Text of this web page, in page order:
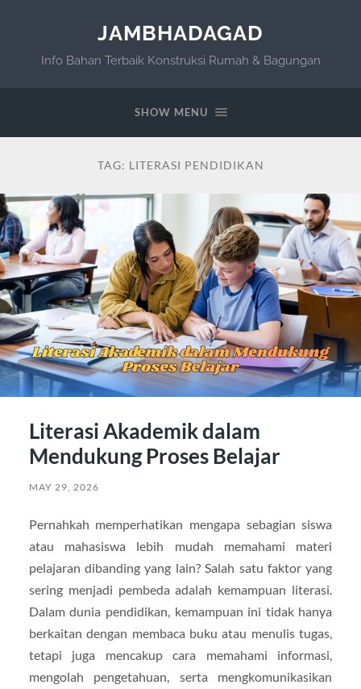
JAMBHADAGAD
Info Bahan Terbaik Konstruksi Rumah & Bagungan
SHOW MENU
TAG: LITERASI PENDIDIKAN
Literasi Akademik dalam
Mendukung Proses Belajar
MAY 29, 2026
Pernahkah memperhatikan mengapa sebagian siswa
atau mahasiswa lebih mudah memahami materi
pelajaran dibanding yang lain? Salah satu faktor yang
sering menjadi pembeda adalah kemampuan literasi.
Dalam dunia pendidikan, kemampuan ini tidak hanya
berkaitan dengan membaca buku atau menulis tugas,
tetapi juga mencakup cara memahami informasi,
mengolah pengetahuan, serta mengkomunikasikan